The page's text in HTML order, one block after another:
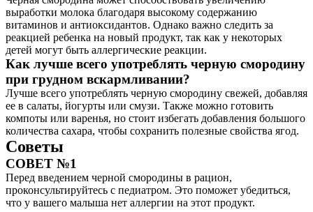
выработки молока благодаря высокому содержанию
витаминов и антиоксидантов. Однако важно следить за
реакцией ребенка на новый продукт, так как у некоторых
детей могут быть аллергические реакции.
Как лучше всего употреблять черную смородину
при грудном вскармливании?
Лучше всего употреблять черную смородину свежей, добавляя
ее в салаты, йогурты или смузи. Также можно готовить
компоты или варенья, но стоит избегать добавления большого
количества сахара, чтобы сохранить полезные свойства ягод.
Советы
СОВЕТ №1
Перед введением черной смородины в рацион,
проконсультируйтесь с педиатром. Это поможет убедиться,
что у вашего малыша нет аллергии на этот продукт.